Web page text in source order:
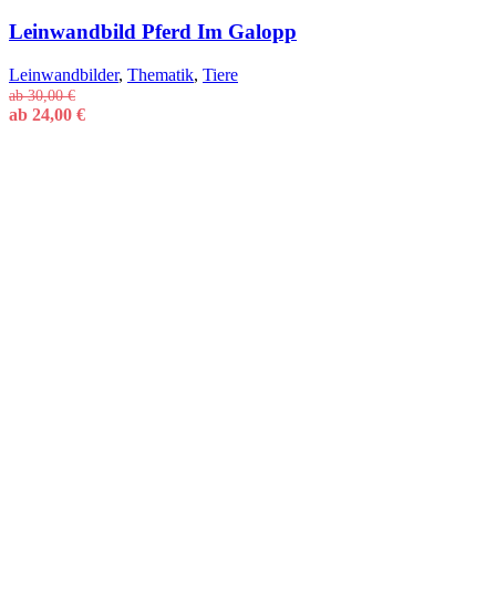
Leinwandbild Pferd Im Galopp
Leinwandbilder, Thematik, Tiere
ab30,00€
ab 24,00 €